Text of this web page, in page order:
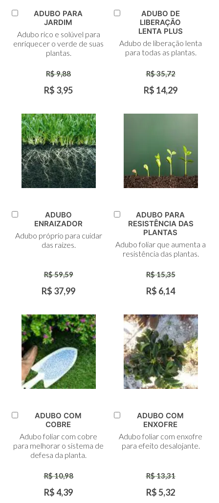
Carrinho
ADUBO PARA
JARDIM
Adubo rico e solúvel para
enriquecer o verde de suas
plantas.
R$ 9,88
R$ 3,95
Adicionar
ADUBO DE
LIBERAÇÃO
LENTA PLUS
Adubo de liberação lenta
para todas as plantas.
R$ 35,72
R$ 14,29
Adicionar
Carrinho
ADUBO
ENRAIZADOR
Adubo próprio para cuidar
das raízes.
R$ 59,59
R$ 37,99
Adicionar
ADUBO PARA
RESISTÊNCIA DAS
PLANTAS
Adubo foliar que aumenta a
resistência das plantas.
R$ 15,35
R$ 6,14
Carrinho
ADUBO COM
COBRE
Adubo foliar com cobre
para melhorar o sistema de
defesa da planta.
R$ 10,98
R$ 4,39
Adicionar
Carrinho
ADUBO COM
ENXOFRE
Adubo foliar com enxofre
para efeito desalojante.
R$ 13,31
R$ 5,32